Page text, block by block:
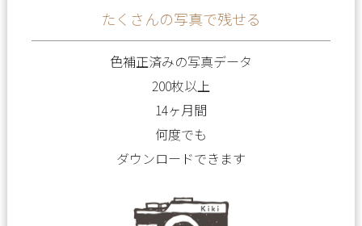
たくさんの写真で残せる
色補正済みの写真データ
200枚以上
14ヶ月間
何度でも
ダウンロードできます